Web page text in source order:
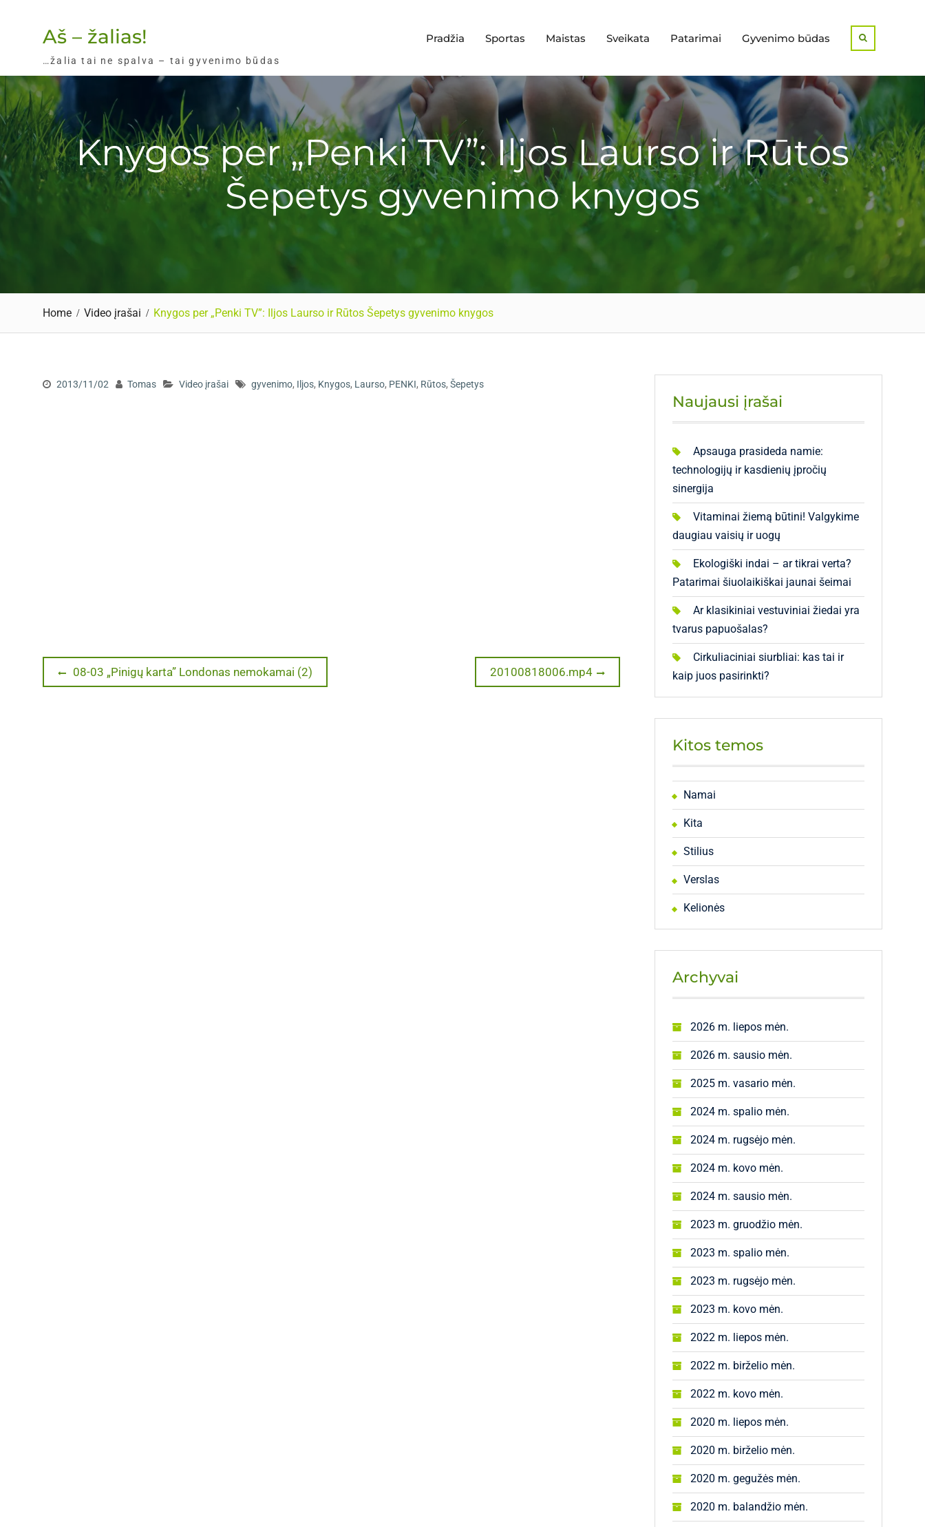
Aš – žalias!
…žalia tai ne spalva – tai gyvenimo būdas
Pradžia Sportas Maistas Sveikata Patarimai Gyvenimo būdas
Knygos per „Penki TV”: Iljos Laurso ir Rūtos
Šepetys gyvenimo knygos
Home Video įrašai Knygos per „Penki TV”: Iljos Laurso ir Rūtos Šepetys gyvenimo knygos
2013/11/02 Tomas Video įrašai gyvenimo, Iljos, Knygos, Laurso, PENKI, Rūtos, Šepetys
Navigacija
Previous
post:
08-03 „Pinigų karta” Londonas nemokamai (2)
Next
post:
20100818006.mp4
Naujausi įrašai
Apsauga prasideda namie:
technologijų ir kasdienių įpročių
sinergija
Vitaminai žiemą būtini! Valgykime
daugiau vaisių ir uogų
Ekologiški indai – ar tikrai verta?
Patarimai šiuolaikiškai jaunai šeimai
Ar klasikiniai vestuviniai žiedai yra
tvarus papuošalas?
Cirkuliaciniai siurbliai: kas tai ir
kaip juos pasirinkti?
Kitos temos
Namai
Kita
Stilius
Verslas
Kelionės
Archyvai
2026 m. liepos mėn.
2026 m. sausio mėn.
2025 m. vasario mėn.
2024 m. spalio mėn.
2024 m. rugsėjo mėn.
2024 m. kovo mėn.
2024 m. sausio mėn.
2023 m. gruodžio mėn.
2023 m. spalio mėn.
2023 m. rugsėjo mėn.
2023 m. kovo mėn.
2022 m. liepos mėn.
2022 m. birželio mėn.
2022 m. kovo mėn.
2020 m. liepos mėn.
2020 m. birželio mėn.
2020 m. gegužės mėn.
2020 m. balandžio mėn.